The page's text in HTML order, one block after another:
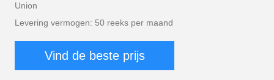
Union
Levering vermogen: 50 reeks per maand
Vind de beste prijs